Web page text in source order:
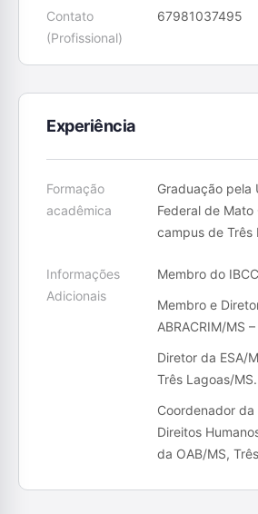
Contato
(Profissional)
67981037495
Experiência
Formação
acadêmica
Graduação pela
Federal de Mato
campus de Três
Informações
Adicionais
Membro do
Membro e
ABRACRIM/MS
Diretor da ESA/
Três Lagoas/MS.
Coordenador da
Direitos
da OAB/MS,